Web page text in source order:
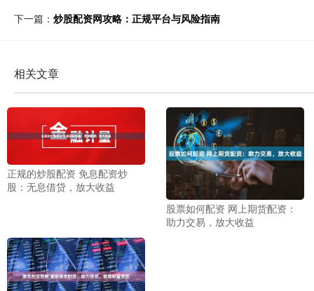
下一篇： 炒股配资网攻略：正规平台与风险指南
相关文章
正规的炒股配资 免息配资炒
股：无息借贷，放大收益
股票如何配资 网上期货配资：
助力交易，放大收益